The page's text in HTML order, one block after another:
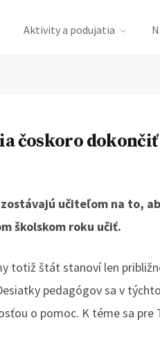
Aktivity a podujatia
čoskoro
učiteľom na to,
školskom roku učiť.
totiž štát stanoví len
pedagógov sa v
o pomoc. K téme sa pre